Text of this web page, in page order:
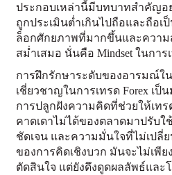
ประกอบเหล่านี้มีบทบาทสำคัญอ
ถูกประเมินต่ำเกินไปถือและถือ
ล็อกศักยภาพที่มากขึ้นและความ
สม่ำเสมอ นั่นคือ Mindset ในการ
การฝึกรักษาระดับของอารมณ์ใ
เชี่ยวชาญในการเทรด Forex เป็
การปลูกฝังความคิดที่ช่วยให้เท
คาดเดาไม่ได้ของตลาดมาปรับ
ชัดเจน และความมั่นใจที่ไม่เปลี่
ของการคิดเชิงบวก มันจะไม่เพี
ตัดสินใจ แต่ยังดึงดูดผลลัพธ์และ